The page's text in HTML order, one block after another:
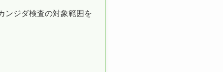
ンジダ検査の対象範囲を